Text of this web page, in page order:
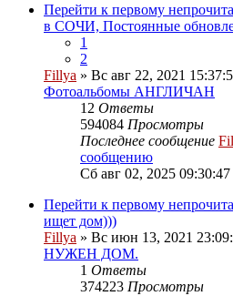
Перейти к первому
в СОЧИ, Постоянные
1
2
Fillya » Вс авг 22, 2021
Фотоальбомы АНГЛИЧАН
12 Ответы
594084 Просмотры
Последнее сообщение
сообщению
Сб авг 02, 2025 09:30:47
Перейти к первому
ищет дом)))
Fillya » Вс июн 13, 2021
НУЖЕН ДОМ.
1 Ответы
374223 Просмотры